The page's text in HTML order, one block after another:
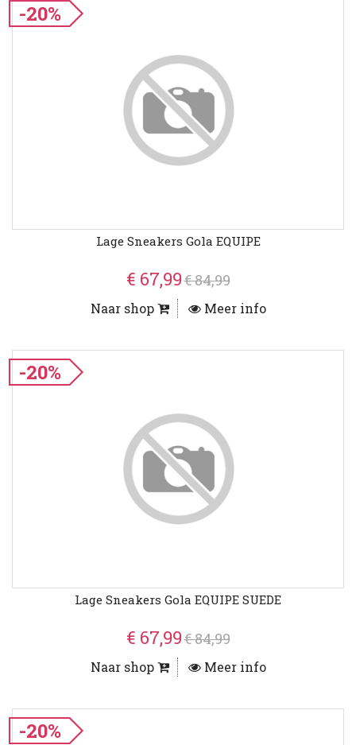
-20%
Lage Sneakers Gola EQUIPE
€ 67,99€ 84,99
Naar shop Meer info
-20%
Lage Sneakers Gola EQUIPE SUEDE
€ 67,99€ 84,99
Naar shop Meer info
-20%